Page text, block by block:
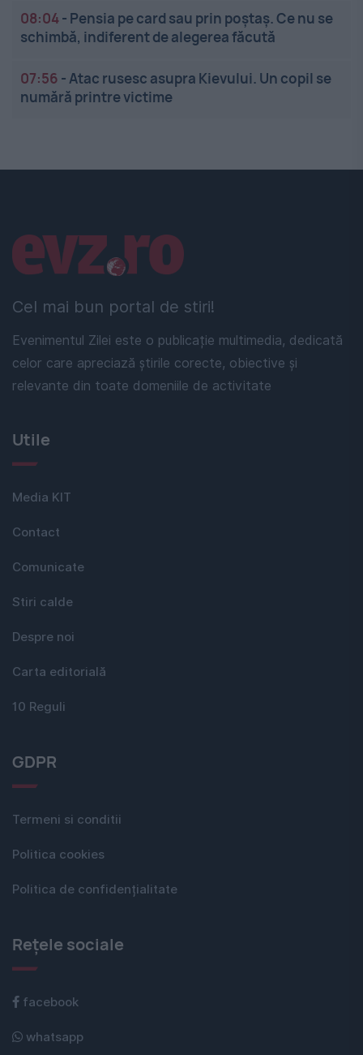
08:04- Pensia pe card sau prin poștaș. Ce nu se
schimbă, indiferent de alegerea făcută
07:56 -Atac rusesc asupra Kievului. Un copil se
numără printre victime
Cel mai bun portal de stiri!
Evenimentul Zilei este o publicație multimedia, dedicată
celor care apreciază știrile corecte, obiective și
relevante din toate domeniile de activitate
Linkuri utile
Utile
Media KIT
Contact
Comunicate
Stiri calde
Despre noi
Carta editorială
10 Reguli
GDPR
Termeni si conditii
Politica cookies
Politica de confidențialitate
Rețele sociale
facebook
whatsapp